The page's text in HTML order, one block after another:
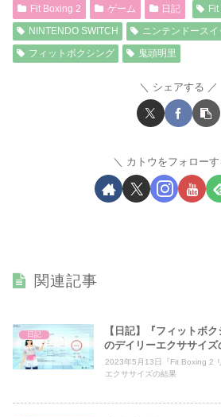
Fit Boxing 2 ゲーム 日記
NINTENDO SWITCH
ニンテンドースイ
フィットボクシング
鬼頭明里
シェアする
カトウをフォローす
関連記事
日記
【日記】『フィットボ
のデイリーエクササイズ
2023年5月13日『Fit Boxing 2
エクササイズの結果